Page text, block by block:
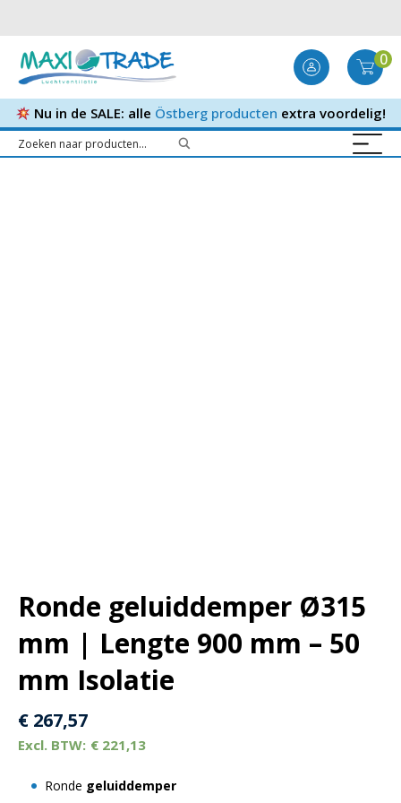
0
Nu in de SALE: alle Östberg producten extra voordelig!
Ronde geluiddemper Ø315
mm | Lengte 900 mm – 50
mm Isolatie
€ 267,57
€ 221,13
Ronde geluiddemper